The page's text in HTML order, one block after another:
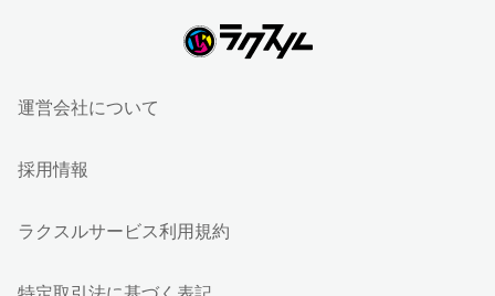
運営会社について
採用情報
ラクスルサービス利用規約